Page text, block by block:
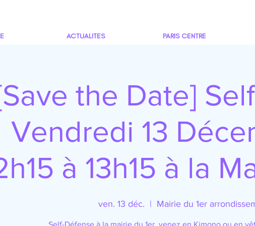
ACTUALITES PARIS CENTRE
the Date]
Vendredi 13
à 13h15 à la
ven. 13 déc.
  |
Mairie du 1er
Self-Défense à la mairie du 1er, venez en Kimono ou en